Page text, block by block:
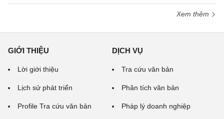
Xem thêm
GIỚI THIỆU
Lời giới thiệu
Lịch sử phát triển
Profile Tra cứu văn bản
DỊCH VỤ
Tra cứu văn bản
Phân tích văn bản
Pháp lý doanh nghiệp